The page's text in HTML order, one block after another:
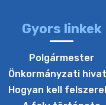
20. július 2026 12:40
20. július 2026 12:38
Gyors linkek
Polgármester
Önkormányzati
Hogyan kell